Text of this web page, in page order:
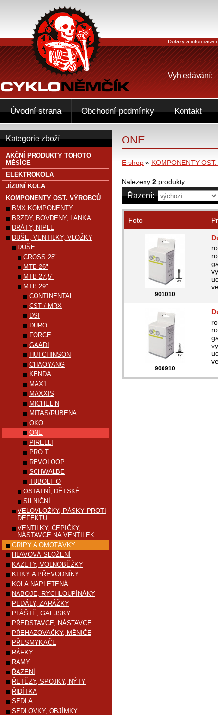
ONE
E-shop » KOMPONENTY
Nalezeny 2 produkty
Řazení:
Foto
901010
900910
Kategorie zboží
AKČNÍ PRODUKTY TOHOTO
MĚSÍCE
ELEKTROKOLA
JÍZDNÍ KOLA
KOMPONENTY OST. VÝROBCŮ
BMX KOMPONENTY
BRZDY, BOVDENY, LANKA
DRÁTY, NIPLE
DUŠE, VENTILKY, VLOŽKY
DUŠE
CROSS 28"
MTB 26"
MTB 27,5"
MTB 29"
CONTINENTAL
CST / MRX
DSI
DURO
FORCE
GAADI
HUTCHINSON
CHAOYANG
KENDA
MAX1
MAXXIS
MICHELIN
MITAS/RUBENA
OKO
ONE
PIRELLI
PRO T
REVOLOOP
SCHWALBE
TUBOLITO
OSTATNÍ, DĚTSKÉ
SILNIČNÍ
VELOVLOŽKY, PÁSKY PROTI
DEFEKTU
VENTILKY, ČEPIČKY,
NÁSTAVCE NA VENTILEK
GRIPY A OMOTÁVKY
HLAVOVÁ SLOŽENÍ
KAZETY, VOLNOBĚŽKY
KLIKY A PŘEVODNÍKY
KOLA NAPLETENÁ
NÁBOJE, RYCHLOUPÍNÁKY
PEDÁLY, ZARÁŽKY
PLÁŠTĚ, GALUSKY
PŘEDSTAVCE, NÁSTAVCE
PŘEHAZOVAČKY, MĚNIČE
PŘESMYKAČE
RÁFKY
RÁMY
ŘAZENÍ
ŘETĚZY, SPOJKY, NÝTY
ŘIDÍTKA
SEDLA
SEDLOVKY, OBJÍMKY
Dotazy a informace
Vyhledávání:
Úvodní strana Obchodní podmínky Kontakt